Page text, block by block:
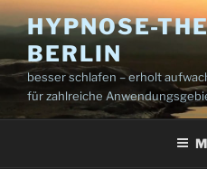
Zum
Inhalt
springen
HYPNOSE-
BERLIN
besser schlafen – erholt
für zahlreiche